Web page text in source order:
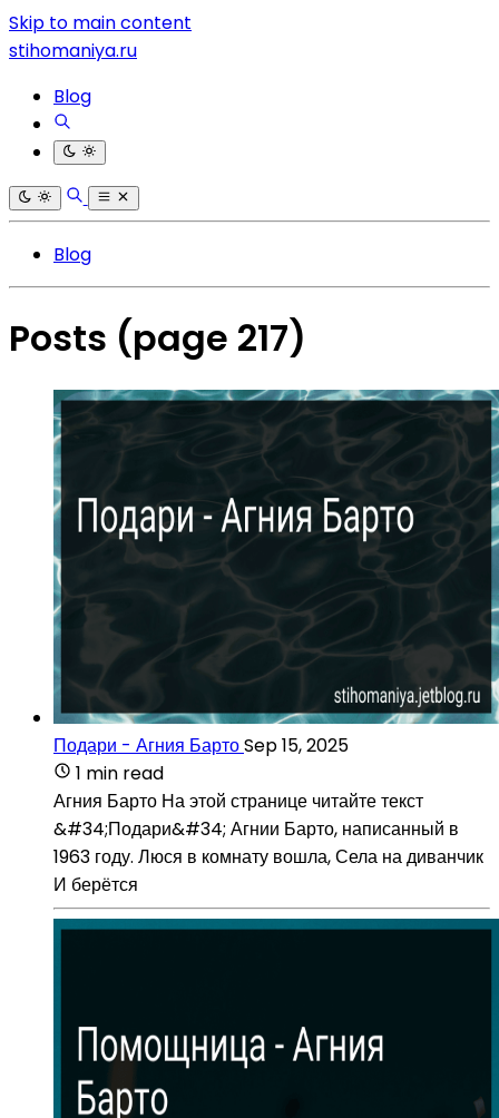
Skip to main content
stihomaniya.ru
Blog
Blog
Posts (page 217)
Подари - Агния БартоSep 15, 2025
1 min read
Агния Барто На этой странице читайте текст
&#34;Подари&#34; Агнии Барто, написанный в
1963 году. Люся в комнату вошла, Села на диванчик
И берётся